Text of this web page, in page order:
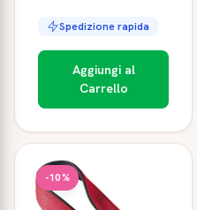
Spedizione rapida
Aggiungi al
Carrello
-10%